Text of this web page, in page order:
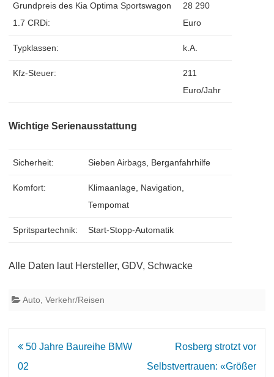
Grundpreis des Kia Optima Sportswagon
1.7 CRDi:
28 290
Euro
Typklassen: k.A.
Kfz-Steuer:
211
Euro/Jahr
Wichtige Serienausstattung
Sicherheit: Sieben Airbags, Berganfahrhilfe
Komfort:
Klimaanlage, Navigation,
Tempomat
Spritspartechnik: Start-Stopp-Automatik
Alle Daten laut Hersteller, GDV, Schwacke
Auto Verkehr/Reisen
Beitrags-
Navigation
50 Jahre Baureihe BMW
02
Rosberg strotzt vor
Selbstvertrauen: «Größer